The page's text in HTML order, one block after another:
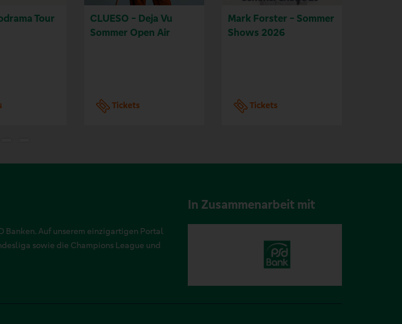
Tour
CLUESO - Deja Vu
Sommer Open Air
Tickets
Mark Forster - Sommer
Shows 2026
Tickets
Auf unserem einzigartigen Portal
sowie die Champions League und
In Zusammenarbeit mit